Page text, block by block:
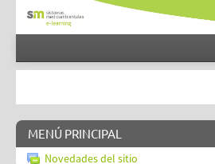
MENÚ PRINCIPAL
Novedades del sitio